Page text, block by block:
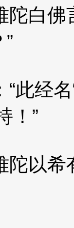
白佛
此经名
！”
以希